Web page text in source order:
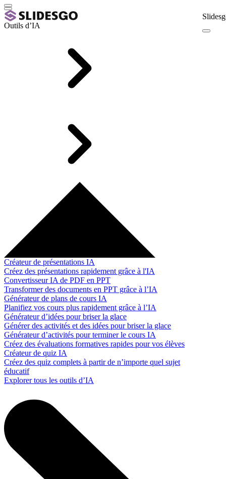
Outils d’IA
Créateur de présentations IA
Créez des présentations rapidement grâce à l'IA
Convertisseur IA de PDF en PPT
Transformer des documents en PPT grâce à l’IA
Générateur de plans de cours IA
Planifiez vos cours plus rapidement grâce à l’IA
Générateur d’idées pour briser la glace
Générer des activités et des idées pour briser la glace
Générateur d’activités pour terminer le cours IA
Créez des évaluations formatives rapides pour vos élèves
Créateur de quiz IA
Créez des quiz complets à partir de n’importe quel sujet
éducatif
Explorer tous les outils d’IA